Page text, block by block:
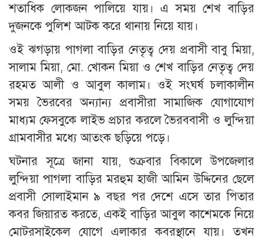
শতাধিক লোকজন পালিয়ে যায়। এ সময় শেখ বাড়ির
দুজনকে পুলিশ আটক করে থানায় নিয়ে যায়।
ওই ঝগড়ায় পাগলা বাড়ির নেতৃত্ব দেয় প্রবাসী বাবু মিয়া,
সালাম মিয়া, মো. খোকন মিয়া ও শেখ বাড়ির নেতৃত্ব দেয়
রহমত আলী ও আবুল কালাম। ওই সংঘর্ষ চলাকালীন
সময় ভৈরবের অন্যান্য প্রবাসীরা সামাজিক যোগাযোগ
মাধ্যম ফেসবুকে লাইভ প্রচার করলে ভৈরববাসী ও লুন্দিয়া
গ্রামবাসীর মধ্যে আতংক ছড়িয়ে পড়ে।
ঘটনার সূত্রে জানা যায়, শুক্রবার বিকালে উপজেলার
লুন্দিয়া পাগলা বাড়ির মরহুম হাজী আমিন উদ্দিনের ছেলে
প্রবাসী সোলাইমান ৯ বছর পর দেশে এসে তার পিতার
কবর জিয়ারত করতে, একই বাড়ির আবুল কাশেমকে নিয়ে
মোটরসাইকেল যোগে এলাকার কবরস্থানে যায়। তখন